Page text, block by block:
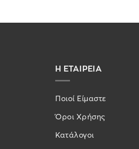
Η ΕΤΑΙΡΕΙΑ
Ποιοί Είμαστε
Όροι Χρήσης
Κατάλογοι